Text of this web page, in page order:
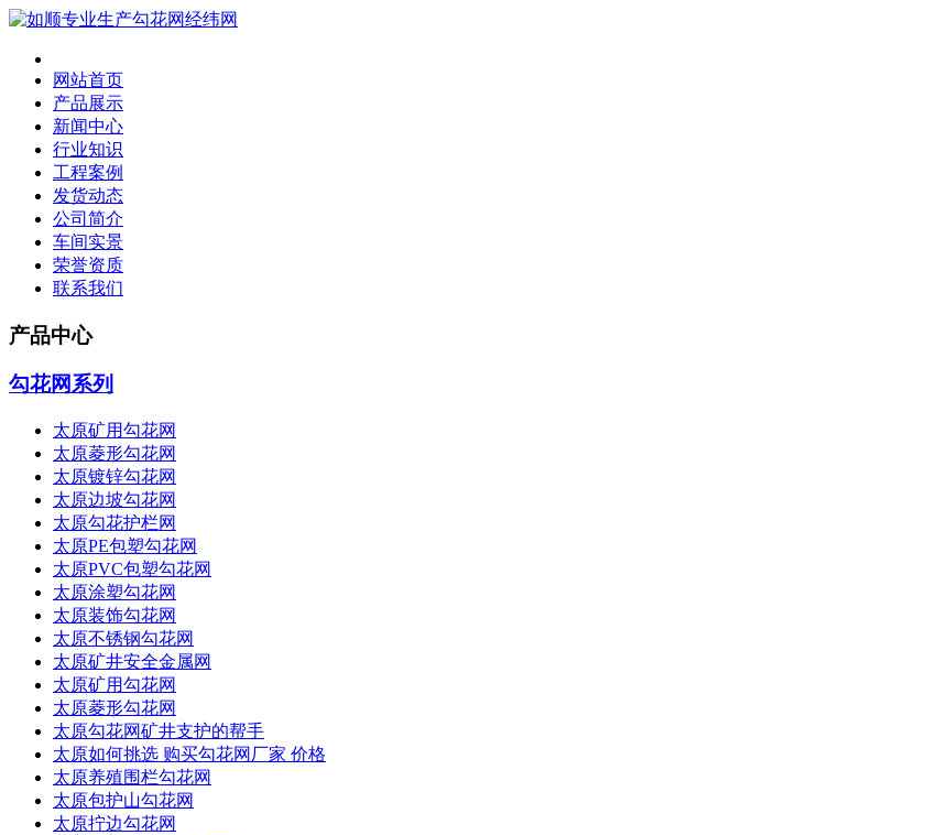
网站首页
产品展示
新闻中心
行业知识
工程案例
发货动态
公司简介
车间实景
荣誉资质
联系我们
产品中心
勾花网系列
太原矿用勾花网
太原菱形勾花网
太原镀锌勾花网
太原边坡勾花网
太原勾花护栏网
太原PE包塑勾花网
太原PVC包塑勾花网
太原涂塑勾花网
太原装饰勾花网
太原不锈钢勾花网
太原矿井安全金属网
太原矿用勾花网
太原菱形勾花网
太原勾花网矿井支护的帮手
太原如何挑选 购买勾花网厂家 价格
太原养殖围栏勾花网
太原包护山勾花网
太原拧边勾花网